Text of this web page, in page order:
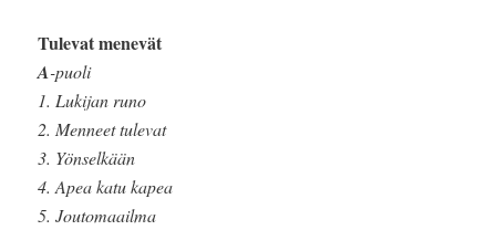
Tulevat menevät
A-puoli
1. Lukijan runo
2. Menneet tulevat
3. Yönselkään
4. Apea katu kapea
5. Joutomaailma